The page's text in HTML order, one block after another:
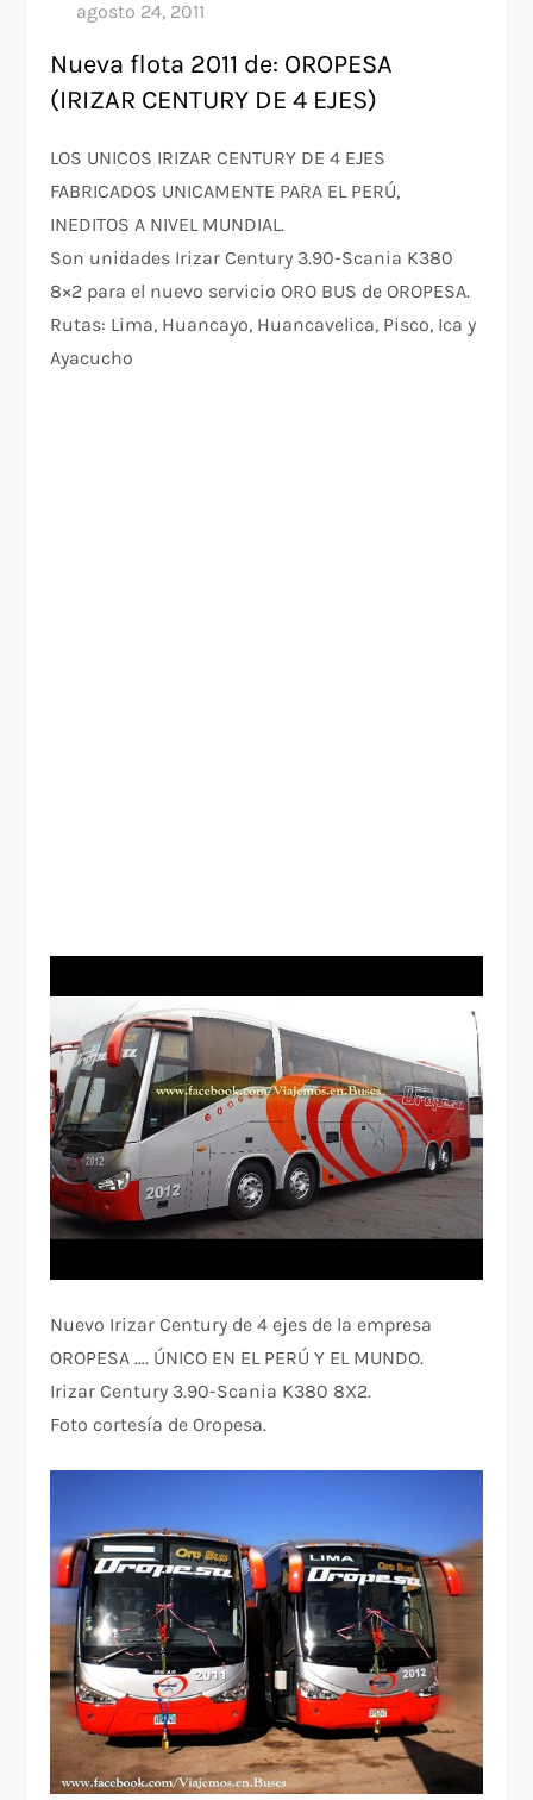
Nueva flota 2011 de: OROPESA
(IRIZAR CENTURY DE 4 EJES)
LOS UNICOS IRIZAR CENTURY DE 4 EJES
FABRICADOS UNICAMENTE PARA EL PERÚ,
INEDITOS A NIVEL MUNDIAL.
Son unidades Irizar Century 3.90-Scania K380
8×2 para el nuevo servicio ORO BUS de OROPESA.
Rutas: Lima, Huancayo, Huancavelica, Pisco, Ica y
Ayacucho
Nuevo Irizar Century de 4 ejes de la empresa
OROPESA …. ÚNICO EN EL PERÚ Y EL MUNDO.
Irizar Century 3.90-Scania K380 8X2.
Foto cortesía de Oropesa.